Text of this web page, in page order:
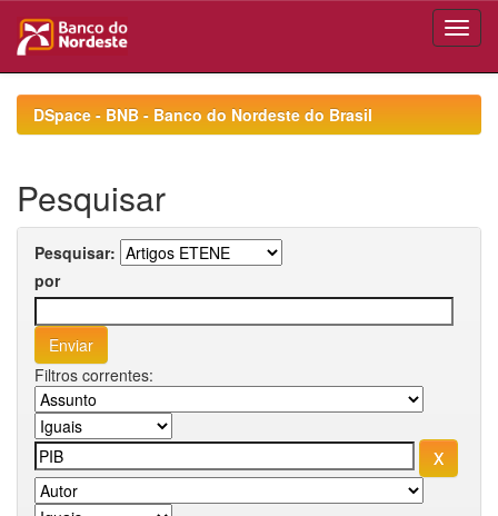
navigationDSpace - BNB - Banco do Nordeste do Brasil
Pesquisar
Pesquisar:
por
Filtros correntes: